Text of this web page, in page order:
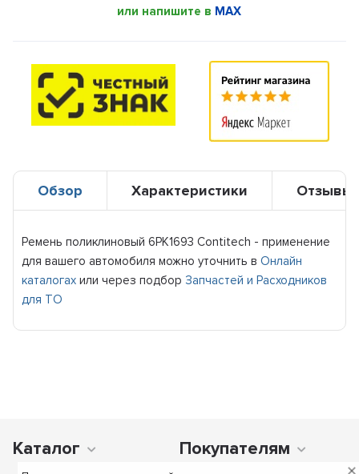
или напишите в MAX
Обзор Характеристики Отзывы
Ремень поликлиновый 6PK1693 Contitech - применение
для вашего автомобиля можно уточнить вОнлайн
каталогах или через подбор Запчастей и Расходников
для ТО
Каталог Покупателям